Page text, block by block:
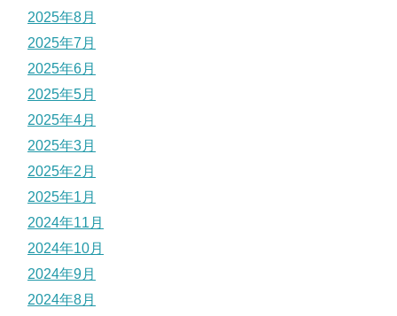
2025年8月
2025年7月
2025年6月
2025年5月
2025年4月
2025年3月
2025年2月
2025年1月
2024年11月
2024年10月
2024年9月
2024年8月